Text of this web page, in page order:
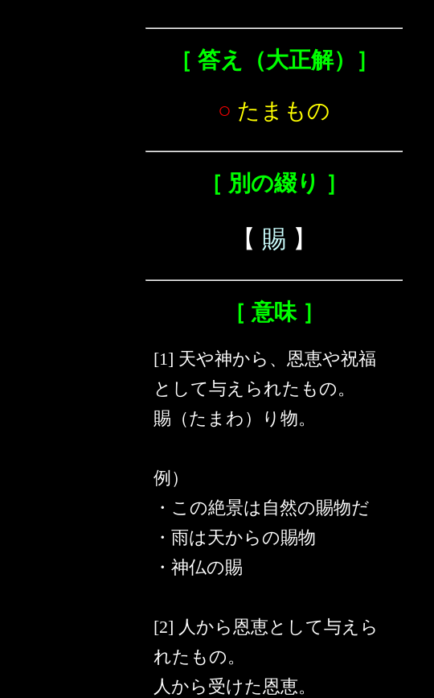
［ 答え（大正解）］
○ たまもの
［ 別の綴り ］
【 賜 】
［ 意味 ］
[1] 天や神から、恩恵や祝福
として与えられたもの。
賜（たまわ）り物。
例）
・この絶景は自然の賜物だ
・雨は天からの賜物
・神仏の賜
[2] 人から恩恵として与えら
れたもの。
人から受けた恩恵。